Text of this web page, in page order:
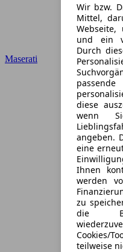
Maserati
Wir bzw.
Mittel,
und ein
Durch
diese
wenn
angeben.
eine
Ihnen
werden
zu
die
Cookies/
teilweise